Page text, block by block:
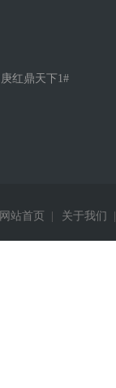
红鼎天下1#
网站首页 关于我们